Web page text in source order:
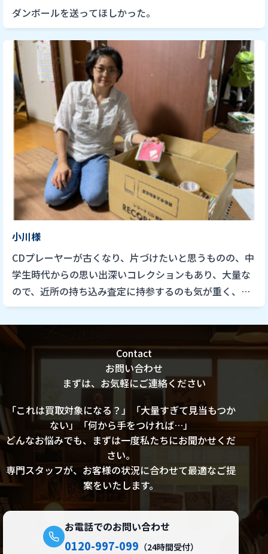
ダンボールを送ってほしかった。
小川様
CDプレーヤーが古くなり、片づけたいと思うものの、中
学生時代からの思い出深いコレクションもあり、大量な
ので、近所の持ち込み査定に持参するのも気が重く、CD
を手放す決意を中々できずに過ごしてきました。それぞ
れの品に思い出が […]
Contact
お問い合わせ
まずは、お気軽にご連絡ください
「これは買取対象になる？」「大量すぎて見当もつか
ない」「何から手をつければ…」
どんなお悩みでも、まずは一度私たちにお聞かせくだ
さい。
専門スタッフが、お客様の状況に合わせて最適なご提
案をいたします。
お電話でのお問い合わせ
0120-997-099 （24時間受付）